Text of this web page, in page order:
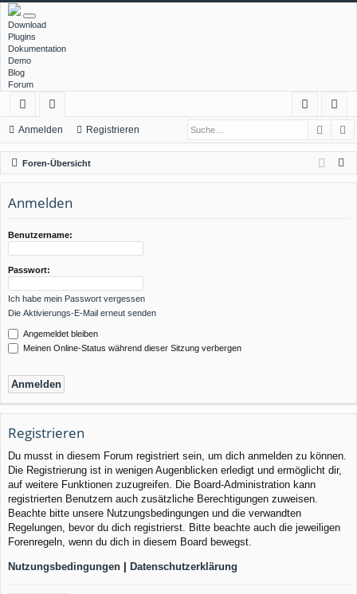
Download
Plugins
Dokumentation
Demo
Blog
Forum
ch
ne
llz
ug
f
or
en
m
el
ist
rie
Anmelden Registrieren
Foren-Übersicht
Anmelden
Benutzername:
Passwort:
Ich habe mein Passwort vergessen
Die Aktivierungs-E-Mail erneut senden
Angemeldet bleiben
Meinen Online-Status während dieser Sitzung verbergen
Registrieren
Du musst in diesem Forum registriert sein, um dich anmelden zu können.
Die Registrierung ist in wenigen Augenblicken erledigt und ermöglicht dir,
auf weitere Funktionen zuzugreifen. Die Board-Administration kann
registrierten Benutzern auch zusätzliche Berechtigungen zuweisen.
Beachte bitte unsere Nutzungsbedingungen und die verwandten
Regelungen, bevor du dich registrierst. Bitte beachte auch die jeweiligen
Forenregeln, wenn du dich in diesem Board bewegst.
Nutzungsbedingungen | Datenschutzerklärung